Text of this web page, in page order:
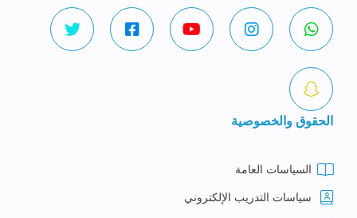
الحقوق والخصوصية
السياسات العامة
سياسات التدريب الإلكتروني